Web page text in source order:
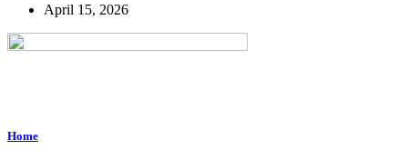
April 15, 2026
Home